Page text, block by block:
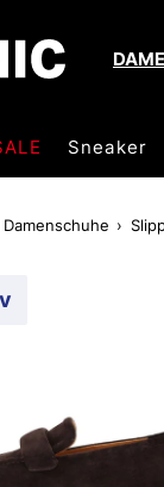
Sneaker
Damenschuhe